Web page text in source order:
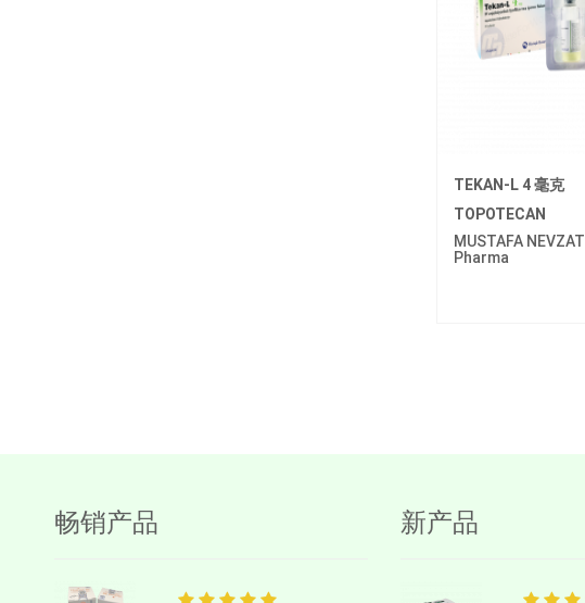
TEKAN-L 4 毫克
TOPOTECAN
MUSTAFA NEVZAT
Pharma
畅销产品 新产品